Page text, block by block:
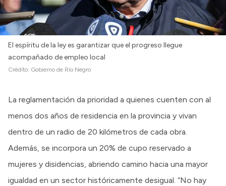
El espíritu de la ley es garantizar que el progreso llegue
acompañado de empleo local
Crédito: Gobierno de Río Negro
La reglamentación da prioridad a quienes cuenten con al
menos dos años de residencia en la provincia y vivan
dentro de un radio de 20 kilómetros de cada obra.
Además, se incorpora un 20% de cupo reservado a
mujeres y disidencias, abriendo camino hacia una mayor
igualdad en un sector históricamente desigual. “No hay